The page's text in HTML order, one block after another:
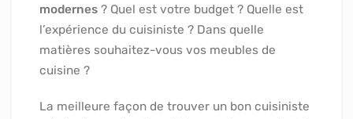
modernes ? Quel est votre budget ? Quelle est
l’expérience du cuisiniste ? Dans quelle
matières souhaitez-vous vos meubles de
cuisine ?
La meilleure façon de trouver un bon cuisiniste